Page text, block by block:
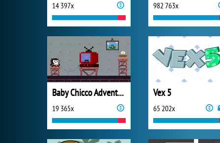
14 397x 982 763x
Baby Chicco Adventures
19 365x
Vex 5
65 202x